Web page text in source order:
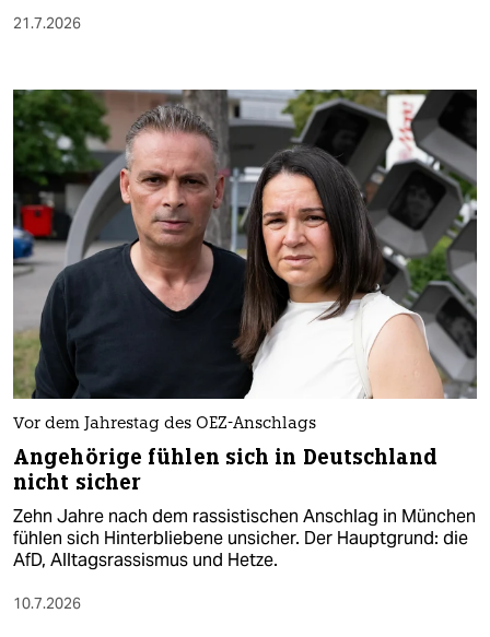
21.7.2026
Vor dem Jahrestag des OEZ-Anschlags
Angehörige fühlen sich in Deutschland
nicht sicher
Zehn Jahre nach dem rassistischen Anschlag in München
fühlen sich Hinterbliebene unsicher. Der Hauptgrund: die
AfD, Alltagsrassismus und Hetze.
10.7.2026